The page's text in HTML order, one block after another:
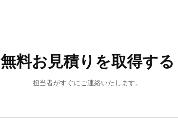
無料お見積りを取得する
担当者がすぐにご連絡いたします。